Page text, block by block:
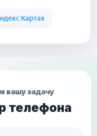
вашу задачу
телефона